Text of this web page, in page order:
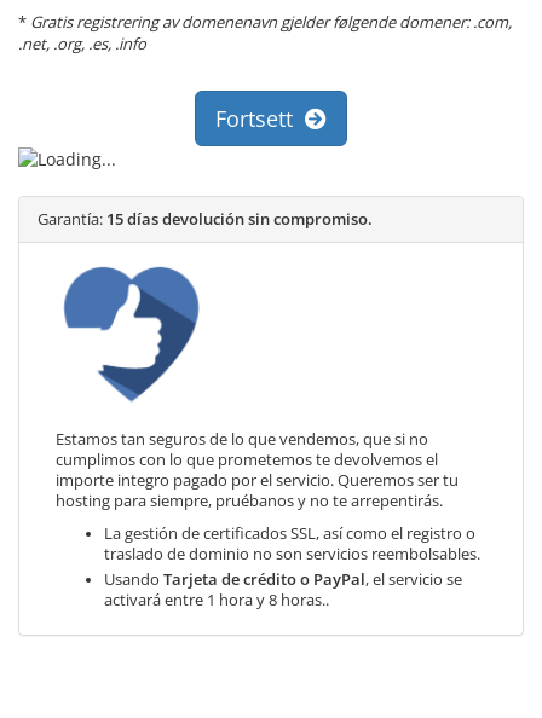
* Gratis registrering av domenenavn gjelder følgende domener: .com,
.net, .org, .es, .info
Fortsett
Garantía: 15 días devolución sin compromiso.
Estamos tan seguros de lo que vendemos, que si no
cumplimos con lo que prometemos te devolvemos el
importe integro pagado por el servicio. Queremos ser tu
hosting para siempre, pruébanos y no te arrepentirás.
La gestión de certificados SSL, así como el registro o
traslado de dominio no son servicios reembolsables.
Usando Tarjeta de crédito o PayPal, el servicio se
activará entre 1 hora y 8 horas..